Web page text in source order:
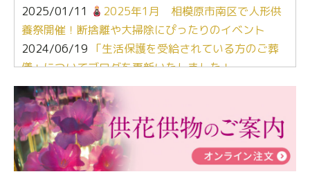
2025/01/11
2025年1月 相模原市南区で人形供
養祭開催！断捨離や大掃除にぴったりのイベント
2024/06/19 「生活保護を受給されている方のご葬
儀」についてブログを更新いたしました！
2024/03/06【終活なるほど教室】「マンガで学
ぶ！はじめてのお葬式」小さな家族葬ハウス®町田成
瀬 ご参加ありがとうございました！
2024/01/19令和6年能登半島地震災害の寄付のご報
告